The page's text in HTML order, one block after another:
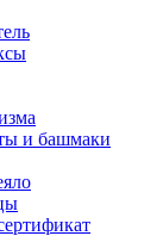
и башмаки